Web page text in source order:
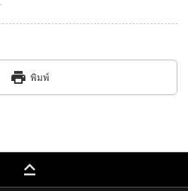
print พิมพ์
keyboard_capslock